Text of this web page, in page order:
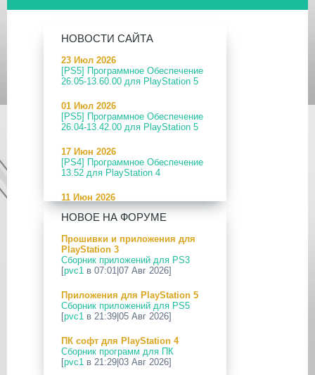
НОВОСТИ САЙТА
23 Июл 2026
[PS5] Программное Обеспечение
26.05-13.60.00 для PlayStation 5
01 Июл 2026
[PS5] Программное Обеспечение
26.04-13.42.00 для PlayStation 5
17 Июн 2026
[PS4] Программное Обеспечение
13.52 для PlayStation 4
11 Июн 2026
[PS5] Программное Обеспечение
26.04-13.40.00 для PlayStation 5
24 Апр 2026
[PS5] Программное Обеспечение
26.03-13.20.00 для PlayStation 5
12 Апр 2026
[PS Portal] Программное
Обеспечение 7.0.2 для PS Portal
09 Апр 2026
[PS3|CFW] webMAN MOD
v1.47.48p
НОВОЕ НА ФОРУМЕ
Прошивки и приложения для
PlayStation 3
Сборник приложений для PS3
[pvc1 в 07:01|07 Авг 2026]
Приложения для PlayStation 5
Сборник приложений для PS5
[pvc1 в 21:39|05 Авг 2026]
ПК софт для PlayStation 4
Сборник программ для ПК
[pvc1 в 21:29|03 Авг 2026]